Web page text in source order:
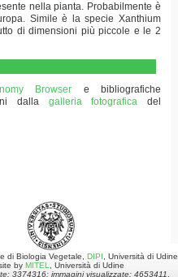
nella pianta. Probabilmente è
Simile è la specie Xanthium
di dimensioni più piccole e le 2
Browser e bibliografiche
dalla galleria fotografica del
di Biologia Vegetale, DIPI , Università di Udine
by MITEL
, Università di Udine
3374316; immagini visualizzate: 4653411